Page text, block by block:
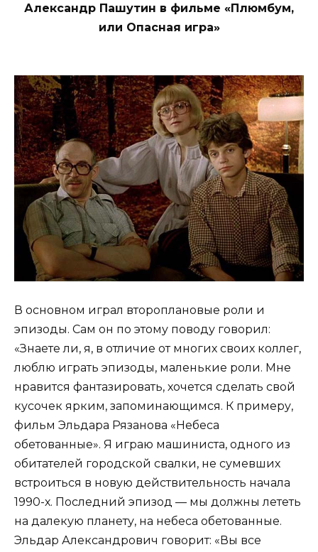
Александр Пашутин в фильме «Плюмбум,
или Опасная игра»
В основном играл второплановые роли и
эпизоды. Сам он по этому поводу говорил:
«Знаете ли, я, в отличие от многих своих коллег,
люблю играть эпизоды, маленькие роли. Мне
нравится фантазировать, хочется сделать свой
кусочек ярким, запоминающимся. К примеру,
фильм Эльдара Рязанова «Небеса
обетованные». Я играю машиниста, одного из
обитателей городской свалки, не сумевших
встроиться в новую действительность начала
1990-х. Последний эпизод — мы должны лететь
на далекую планету, на небеса обетованные.
Эльдар Александрович говорит: «Вы все